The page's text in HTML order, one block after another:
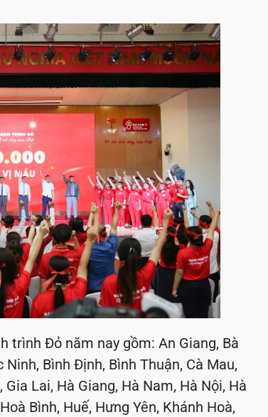
trình Đỏ năm nay gồm: An Giang, Bà
Ninh, Bình Định, Bình Thuận, Cà Mau,
Lai, Hà Giang, Hà Nam, Hà Nội, Hà
Bình, Huế, Hưng Yên, Khánh Hoà,